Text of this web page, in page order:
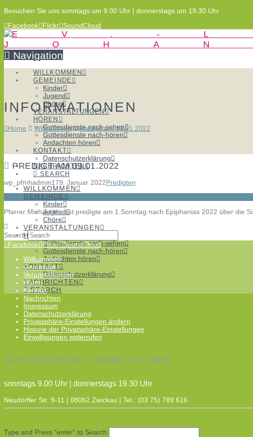
Besuchen Sie uns sonntags um 9.00 Uhr | donnerstags um 19.30 Uhr
Facebook Flickr SoundCloud
Navigation
WILLKOMMEN
GEMEINDE
Kinder
Jugend
Chöre
VERANSTALTUNGEN
HÖREN
Gottesdienste nach-sehen
Gottesdienste nach-hören
Andachten hören
KONTAKT
Datenschutzerklärung
NACHRICHTEN
SEARCH
WILLKOMMEN
GEMEINDE
Kinder
Jugend
Chöre
VERANSTALTUNGEN
HÖREN
Gottesdienste nach-sehen
Gottesdienste nach-hören
Andachten hören
KONTAKT
Datenschutzerklärung
NACHRICHTEN
SEARCH
INFORMATIONEN
Home Willkommen Predigt am 09.01.2022
PREDIGT AM 09.01.2022
wp_pfmhadmin179. Januar 2022Predigten
Pfarrer Michael Herbst predigte am 1.Sonntag nach Epiphanias 2022 über die
Search
Facebook Flickr SoundCloud
Willkommen
Gemeinde
Veranstaltungen
Hören
Kontakt
Nachrichten
Impressum
Datenschutzerklärung
Privatsphäre-Einstellungen ändern
Historie der Privatsphäre-Einstellungen
Einwilligungen widerrufen
GOTTESDIENST | BIBELSTUNDE
sonntags 9.00 Uhr | donnerstags 19.30 Uhr
Neudörfler Str. 9-11 | 08062 Zwickau | Tel.: (03 75) 789 616
Type and Press “enter” to Search